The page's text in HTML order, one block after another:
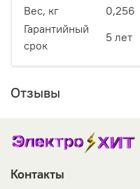
Вес, кг
0,256
Гарантийный
срок
5 лет
Отзывы
Контакты